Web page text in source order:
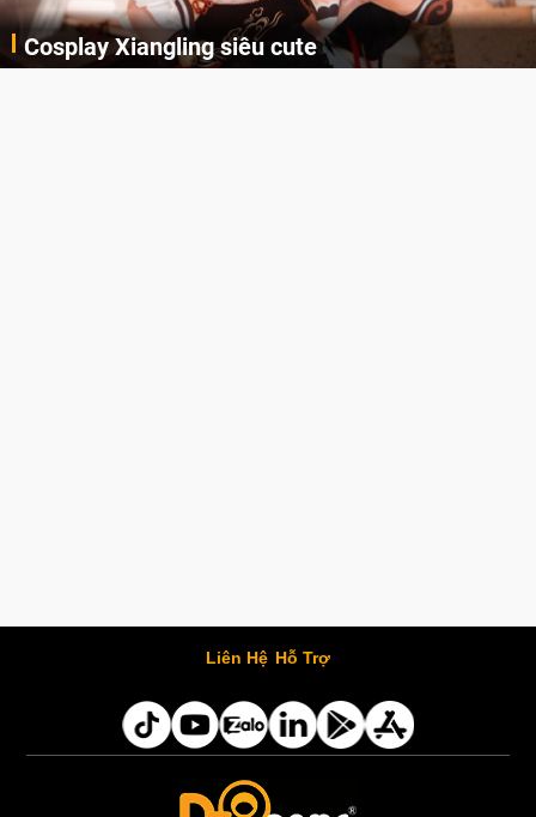
Cosplay Xiangling siêu cute
Liên Hệ Hỗ Trợ